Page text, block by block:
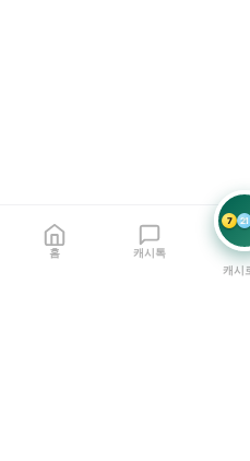
홈 캐시톡
7 21
캐시